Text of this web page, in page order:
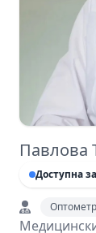
Павлова
Доступна